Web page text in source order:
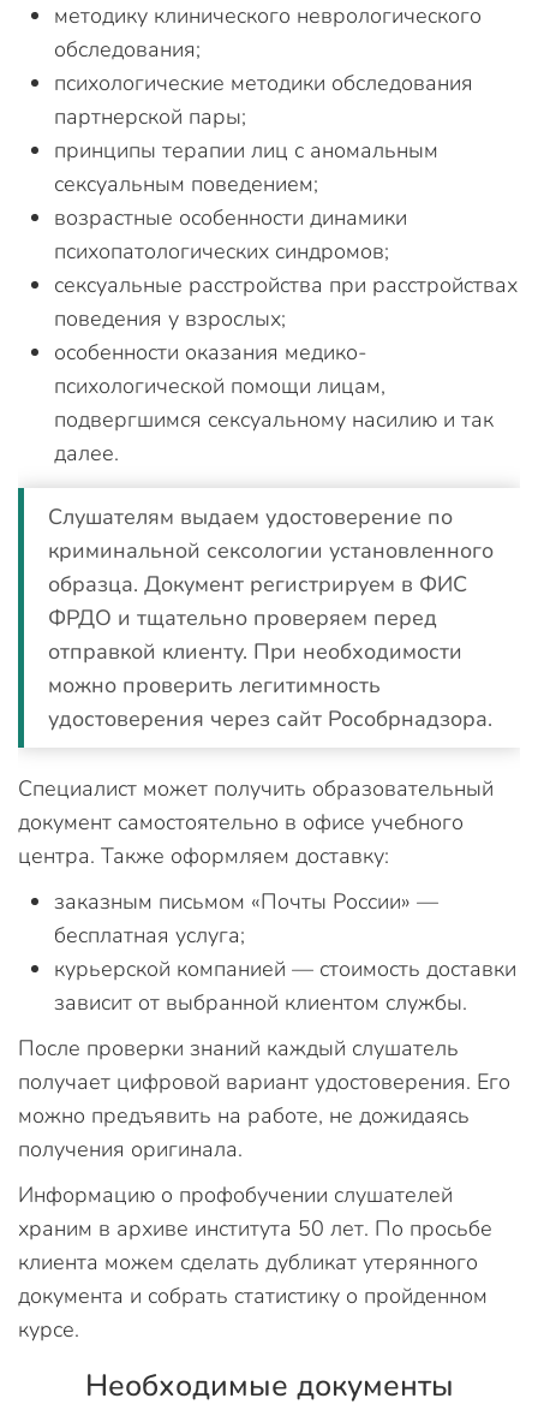
методику клинического неврологического
обследования;
психологические методики обследования
партнерской пары;
принципы терапии лиц с аномальным
сексуальным поведением;
возрастные особенности динамики
психопатологических синдромов;
сексуальные расстройства при расстройствах
поведения у взрослых;
особенности оказания медико-
психологической помощи лицам,
подвергшимся сексуальному насилию и так
далее.
Слушателям выдаем удостоверение по
криминальной сексологии установленного
образца. Документ регистрируем в ФИС
ФРДО и тщательно проверяем перед
отправкой клиенту. При необходимости
можно проверить легитимность
удостоверения через сайт Рособрнадзора.
Специалист может получить образовательный
документ самостоятельно в офисе учебного
центра. Также оформляем доставку:
заказным письмом «Почты России» —
бесплатная услуга;
курьерской компанией — стоимость доставки
зависит от выбранной клиентом службы.
После проверки знаний каждый слушатель
получает цифровой вариант удостоверения. Его
можно предъявить на работе, не дожидаясь
получения оригинала.
Информацию о профобучении слушателей
храним в архиве института 50 лет. По просьбе
клиента можем сделать дубликат утерянного
документа и собрать статистику о пройденном
курсе.
Необходимые документы